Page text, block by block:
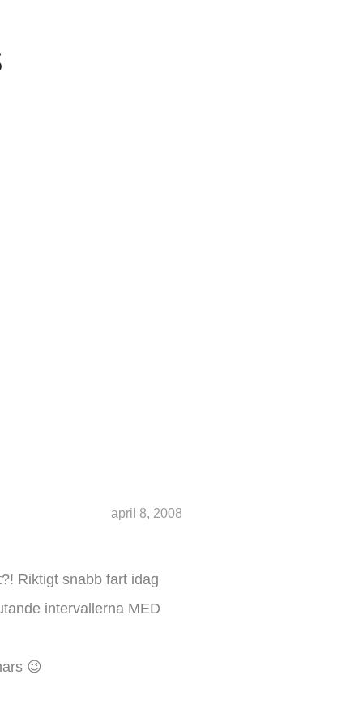
april 8, 2008
Riktigt snabb fart idag
intervallerna MED
😉